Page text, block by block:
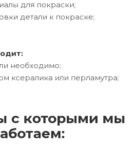
для покраски;
детали к покраске;
необходимо;
ксералика или перламутра;
с которыми мы